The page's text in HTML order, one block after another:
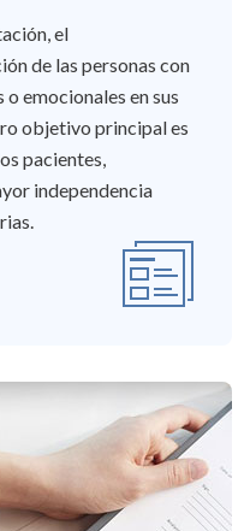
el
de las personas con
emocionales en sus
objetivo principal es
pacientes,
independencia